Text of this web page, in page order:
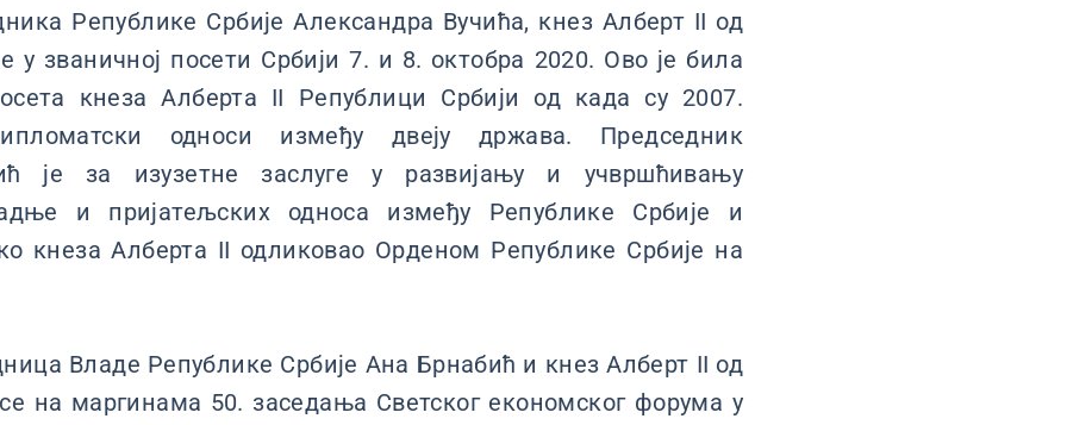
Републике Србије Александра Вучића, кнез Алберт II од
у званичној посети Србији 7. и 8. октобра 2020. Ово је била
кнеза Алберта II Републици Србији од када су 2007.
односи између двеју држава. Председник
је за изузетне заслуге у развијању и учвршћивању
и пријатељских односа између Републике Србије и
кнеза Алберта II одликовао Орденом Републике Србије на
Владе Републике Србије Ана Брнабић и кнез Алберт II од
на маргинама 50. заседања Светског економског форума у